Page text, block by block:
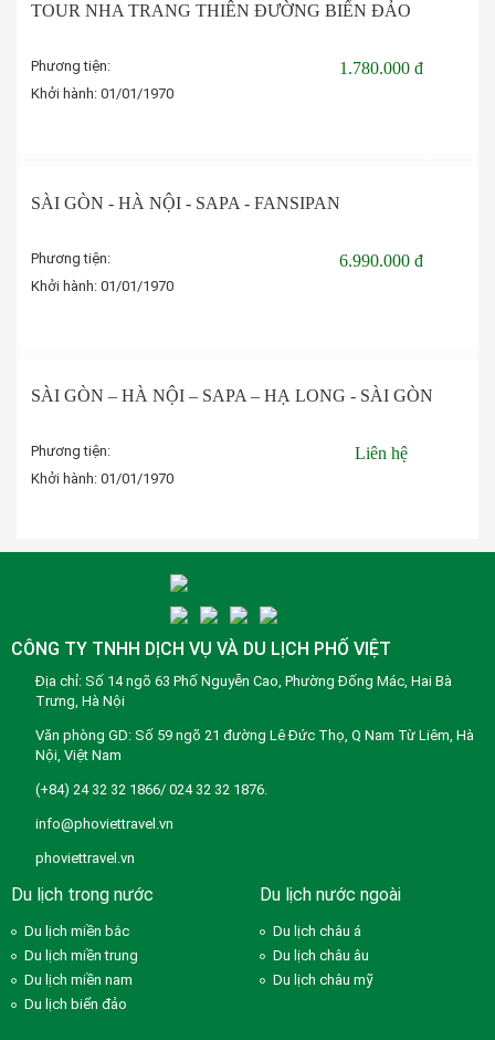
TOUR NHA TRANG THIÊN ĐƯỜNG BIỂN ĐẢO
Phương tiện:
Khởi hành: 01/01/1970
1.780.000 đ
SÀI GÒN - HÀ NỘI - SAPA - FANSIPAN
Phương tiện:
Khởi hành: 01/01/1970
6.990.000 đ
SÀI GÒN – HÀ NỘI – SAPA – HẠ LONG - SÀI GÒN
Phương tiện:
Khởi hành: 01/01/1970
Liên hệ
CÔNG TY TNHH DỊCH VỤ VÀ DU LỊCH PHỐ VIỆT
Địa chỉ: Số 14 ngõ 63 Phố Nguyễn Cao, Phường Đống Mác, Hai Bà
Trưng, Hà Nội
Văn phòng GD: Số 59 ngõ 21 đường Lê Đức Thọ, Q Nam Từ Liêm, Hà
Nội, Việt Nam
(+84) 24 32 32 1866/ 024 32 32 1876.
info@phoviettravel.vn
phoviettravel.vn
Du lịch trong nước
Du lịch miền bắc
Du lịch miền trung
Du lịch miền nam
Du lịch biển đảo
Du lịch nước ngoài
Du lịch châu á
Du lịch châu âu
Du lịch châu mỹ